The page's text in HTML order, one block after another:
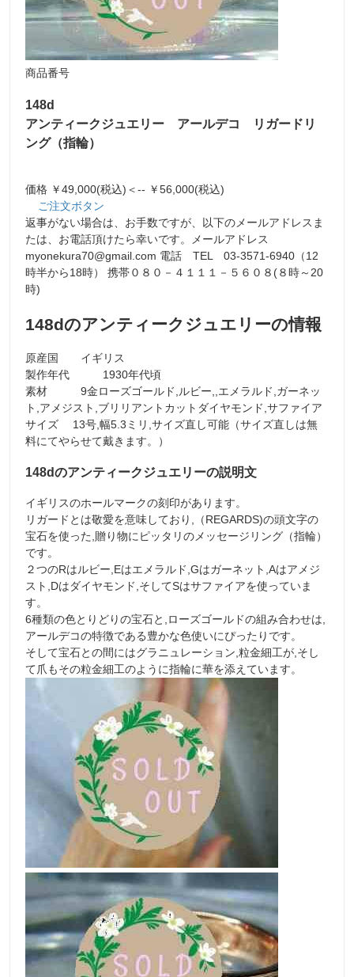
商品番号
148d
アンティークジュエリー アールデコ リガードリ
ング（指輪）
価格 ￥49,000(税込)＜-- ￥56,000(税込)
ご注文ボタン
返事がない場合は、お手数ですが、以下のメールアドレスま
たは、お電話頂けたら幸いです。メールアドレス
myonekura70@gmail.com 電話 TEL 03-3571-6940（12
時半から18時） 携帯０８０－４１１１－５６０８(８時～20
時)
148dのアンティークジュエリーの情報
原産国 イギリス
製作年代 1930年代頃
素材 9金ローズゴールド,ルビー,,エメラルド,ガーネッ
ト,アメジスト,ブリリアントカットダイヤモンド,サファイア
サイズ 13号,幅5.3ミリ,サイズ直し可能（サイズ直しは無
料にてやらせて戴きます。）
148dのアンティークジュエリーの説明文
イギリスのホールマークの刻印があります。
リガードとは敬愛を意味しており,（REGARDS)の頭文字の
宝石を使った,贈り物にピッタリのメッセージリング（指輪）
です。
２つのRはルビー,Eはエメラルド,Gはガーネット,Aはアメジ
スト,Dはダイヤモンド,そしてSはサファイアを使っていま
す。
6種類の色とりどりの宝石と,ローズゴールドの組み合わせは,
アールデコの特徴である豊かな色使いにぴったりです。
そして宝石との間にはグラニュレーション,粒金細工が,そし
て爪もその粒金細工のように指輪に華を添えています。